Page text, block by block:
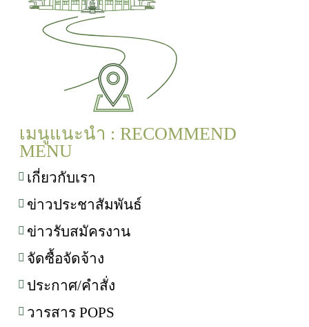
เมนูแนะนำ : RECOMMEND
MENU
เกี่ยวกับเรา
ข่าวประชาสัมพันธ์
ข่าวรับสมัครงาน
จัดซื้อจัดจ้าง
ประกาศ/คำสั่ง
วารสาร POPS